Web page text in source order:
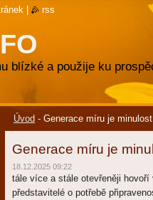
blízké a použije ku
Úvod - Generace míru je minulost
Generace míru je
18.12.2025 09:22
tále více a stále otevřeněji
představitelé o potřebě
rss